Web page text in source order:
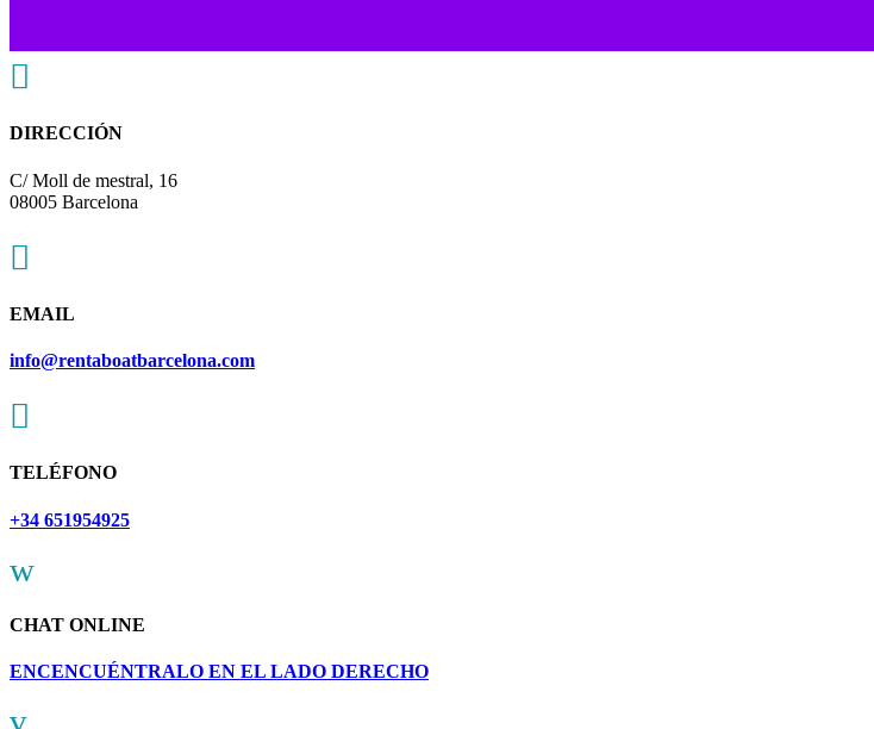

DIRECCIÓN
C/ Moll de mestral, 16
08005 Barcelona

EMAIL
info@rentaboatbarcelona.com

TELÉFONO
+34 651954925
w
CHAT ONLINE
ENCENCUÉNTRALO EN EL LADO DERECHO
v